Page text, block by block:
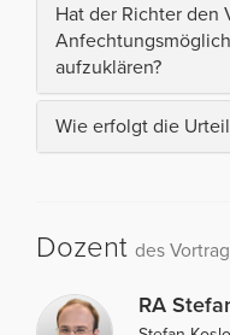
Hat der Richter den
aufzuklären?
Wie erfolgt die
Dozent des
RA